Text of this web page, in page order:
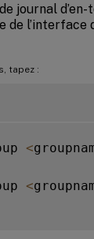
journal
de l’interface
tapez :
<
<